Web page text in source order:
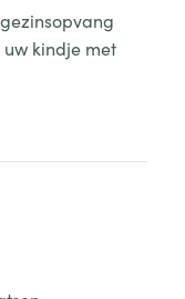
kindje met